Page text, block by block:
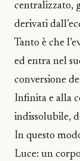
centralizzato,
derivati
Tanto è che
ed entra nel
conversione
Infinita e alla
indissolubile,
In questo
Luce: un